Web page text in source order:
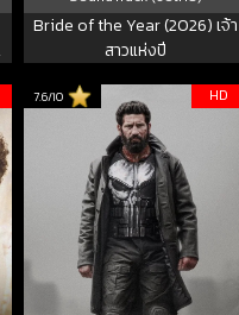
Bride of the Year (2026) เจ้า
สาวแห่งปี
7.6/10 HD